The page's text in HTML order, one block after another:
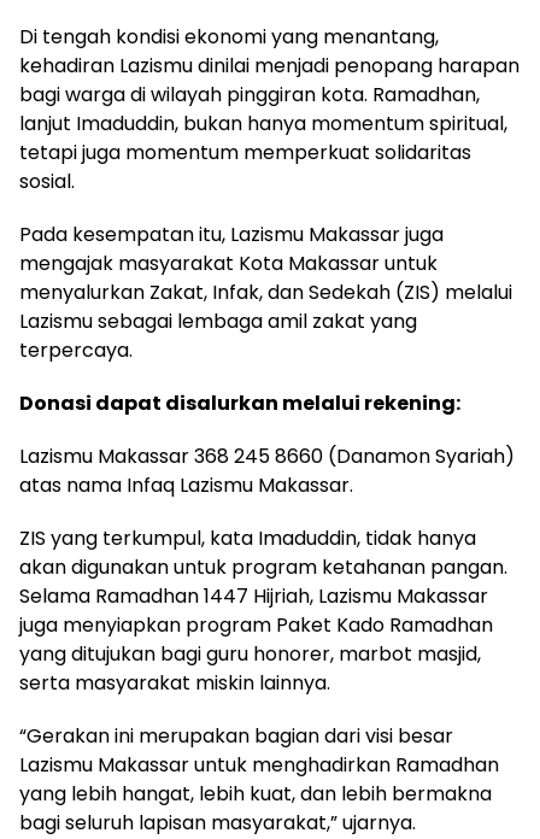
Di tengah kondisi ekonomi yang menantang,
kehadiran Lazismu dinilai menjadi penopang harapan
bagi warga di wilayah pinggiran kota. Ramadhan,
lanjut Imaduddin, bukan hanya momentum spiritual,
tetapi juga momentum memperkuat solidaritas
sosial.
Pada kesempatan itu, Lazismu Makassar juga
mengajak masyarakat Kota Makassar untuk
menyalurkan Zakat, Infak, dan Sedekah (ZIS) melalui
Lazismu sebagai lembaga amil zakat yang
terpercaya.
Donasi dapat disalurkan melalui rekening:
Lazismu Makassar 368 245 8660 (Danamon Syariah)
atas nama Infaq Lazismu Makassar.
ZIS yang terkumpul, kata Imaduddin, tidak hanya
akan digunakan untuk program ketahanan pangan.
Selama Ramadhan 1447 Hijriah, Lazismu Makassar
juga menyiapkan program Paket Kado Ramadhan
yang ditujukan bagi guru honorer, marbot masjid,
serta masyarakat miskin lainnya.
“Gerakan ini merupakan bagian dari visi besar
Lazismu Makassar untuk menghadirkan Ramadhan
yang lebih hangat, lebih kuat, dan lebih bermakna
bagi seluruh lapisan masyarakat,” ujarnya.